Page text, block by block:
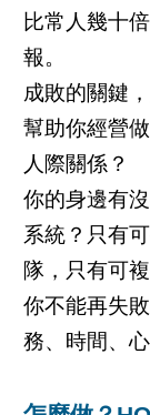
比常人幾十
報。
成敗的關鍵
幫助你經營
人際關係？
你的身邊有
系統？只有
隊，只有可
你不能再失
務、時間、